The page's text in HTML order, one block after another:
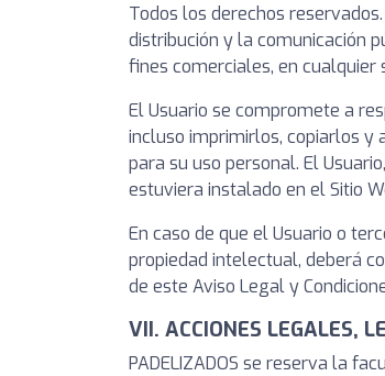
Todos los derechos
distribución y la comunicación
fines comerciales, en cualquier
El Usuario se compromete a
incluso imprimirlos, copiarlos y
para su uso personal. El
estuviera instalado en el Sitio
En caso de que el Usuario o
propiedad intelectual, deberá
de este Aviso Legal y
VII. ACCIONES LEGALES,
PADELIZADOS se reserva la